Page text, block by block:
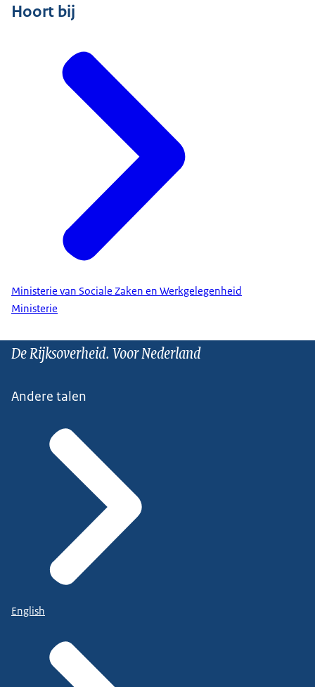
Hoort bij
Ministerie van Sociale Zaken en Werkgelegenheid
Ministerie
De Rijksoverheid. Voor Nederland
Andere talen
English